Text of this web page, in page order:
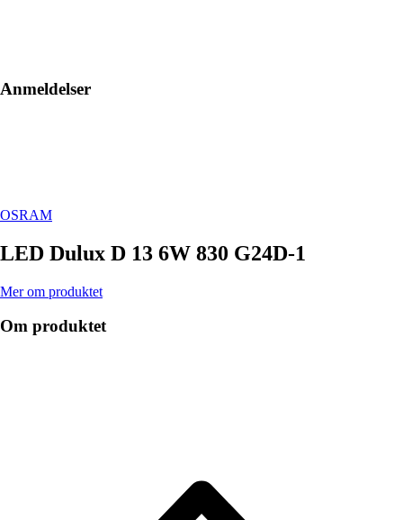
Anmeldelser
OSRAM
LED Dulux D 13 6W 830 G24D-1
Mer om produktet
Om produktet